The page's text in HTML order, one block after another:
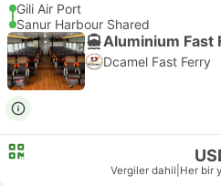
Gili Air Port
Sanur Harbour Shared
Aluminium Fast
Dcamel Fast Ferry
Vergiler dahil Her bir